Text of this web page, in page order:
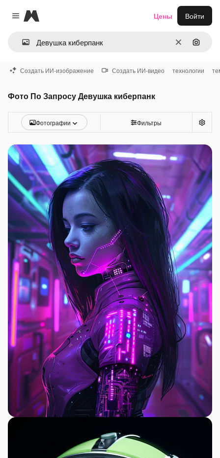
Close menu
Magnific
ОчиститьПоиск
Цены Войти
Создать ИИ-изображение Создать ИИ-видео технологии
Фото По Запросу Девушка киберпанк
Фотографии Фильтры